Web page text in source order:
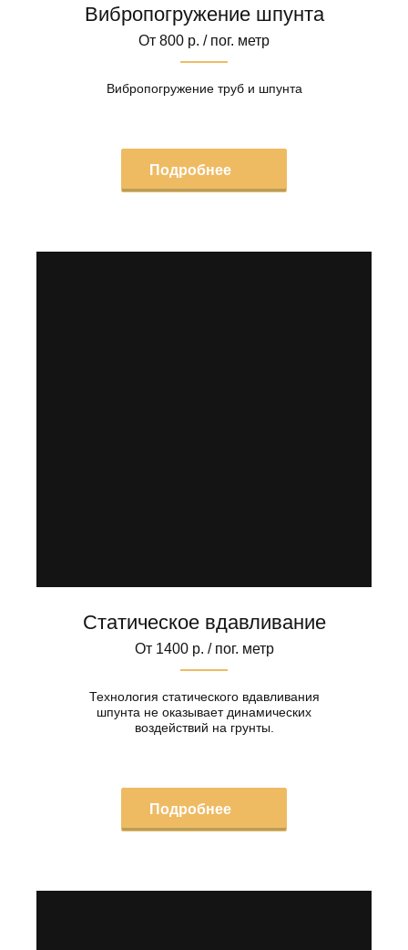
Вибропогружение шпунта
От 800 р. / пог. метр
Вибропогружение труб и шпунта
Подробнее
Статическое вдавливание
От 1400 р. / пог. метр
Технология статического вдавливания
шпунта не оказывает динамических
воздействий на грунты.
Подробнее